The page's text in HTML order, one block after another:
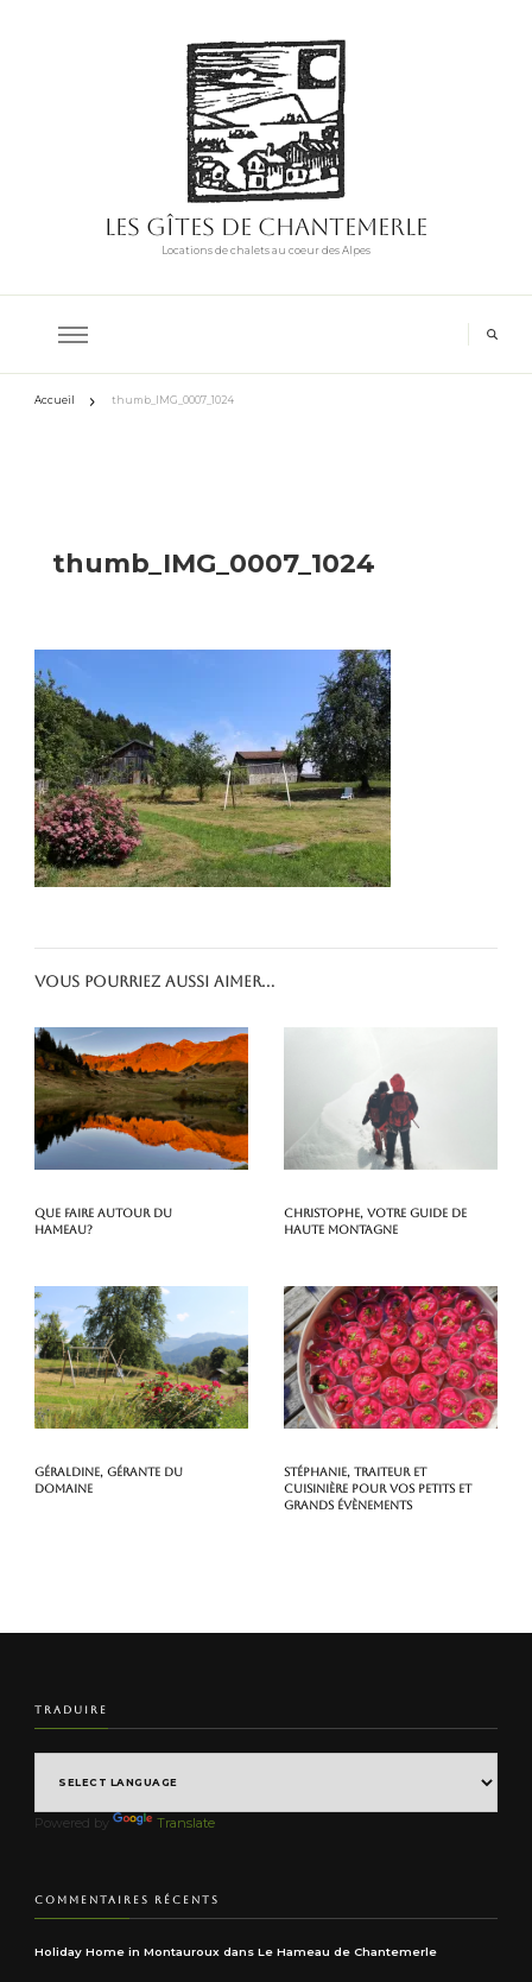
Les Gîtes de Chantemerle
Locations de chalets au coeur des Alpes
Accueil thumb_IMG_0007_1024
thumb_IMG_0007_1024
Vous pourriez aussi aimer...
Que faire autour du
hameau?
Christophe, votre guide de
haute montagne
Géraldine, gérante du
domaine
Stéphanie, traiteur et
cuisinière pour vos petits et
grands évènements
TRADUIRE
Powered by Translate
COMMENTAIRES RÉCENTS
Holiday Home in Montauroux dans Le Hameau de Chantemerle